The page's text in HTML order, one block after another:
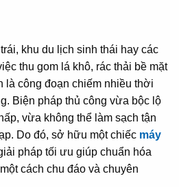
khu du lịch sinh thái hay các
thu gom lá khô, rác thải bề mặt
là công đoạn chiếm nhiều thời
Biện pháp thủ công vừa bộc lộ
vừa không thể làm sạch tận
Do đó, sở hữu một chiếc máy
pháp tối ưu giúp chuẩn hóa
cách chu đáo và chuyên